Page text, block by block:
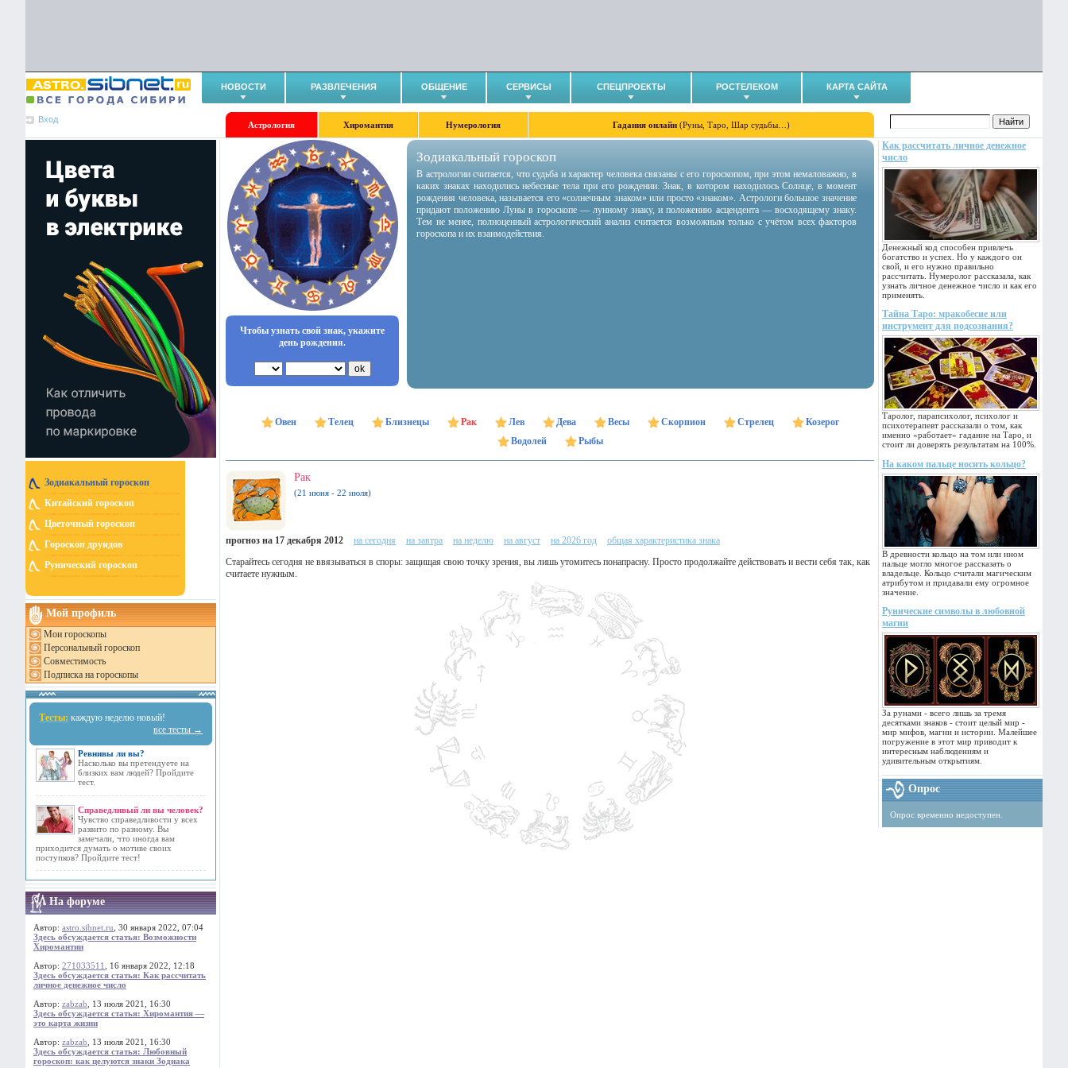
НОВОСТИ РАЗВЛЕЧЕНИЯ ОБЩЕНИЕ СЕРВИСЫ СПЕЦПРОЕКТЫ РОСТЕЛЕКОМ КАРТА САЙТА
Вход
Астрология Хиромантия Нумерология Гадания онлайн (Руны, Таро, Шар судьбы…)
Зодиакальный гороскоп
Китайский гороскоп
Цветочный гороскоп
Гороскоп друидов
Рунический гороскоп
Мой профиль
Мои гороскопы
Персональный гороскоп
Совместимость
Подписка на гороскопы
Тесты: каждую неделю новый!
все тесты →
Ревнивы ли вы?
Насколько вы претендуете на
близких вам людей? Пройдите
тест.
Справедливый ли вы человек?
Чувство справедливости у всех
развито по разному. Вы
замечали, что иногда вам
приходится думать о мотиве своих
поступков? Пройдите тест!
На форуме
Автор: astro.sibnet.ru , 30 января 2022, 07:04
Здесь обсуждается статья: Возможности
Хиромантии
Автор: 271033511
, 16 января 2022, 12:18
Здесь обсуждается статья: Как рассчитать
личное денежное число
Автор: zabzab , 13 июля 2021, 16:30
Здесь обсуждается статья: Хиромантия —
это карта жизни
Автор: zabzab , 13 июля 2021, 16:30
Здесь обсуждается статья: Любовный
гороскоп: как целуются знаки Зодиака
Как рассчитать личное денежное
число
Денежный код способен привлечь
богатство и успех. Но у каждого он
свой, и его нужно правильно
рассчитать. Нумеролог рассказала, как
узнать личное денежное число и как его
применять.
Тайна Таро: мракобесие или
инструмент для подсознания?
Таролог, парапсихолог, психолог и
психотерапевт рассказали о том, как
именно «работает» гадание на Таро, и
стоит ли доверять результатам на 100%.
На каком пальце носить кольцо?
В древности кольцо на том или ином
пальце могло многое рассказать о
владельце. Кольцо считали магическим
атрибутом и придавали ему огромное
значение.
Рунические символы в любовной
магии
За рунами - всего лишь за тремя
десятками знаков - стоит целый мир -
мир мифов, магии и истории. Малейшее
погружение в этот мир приводит к
интересным наблюдениям и
удивительным открытиям.
Опрос
Опрос временно недоступен.
Чтобы узнать свой знак, укажите
день рождения.
Зодиакальный гороскоп
В астрологии считается, что судьба и характер человека связаны с его гороскопом, при этом немаловажно, в
каких знаках находились небесные тела при его рождении. Знак, в котором находилось Солнце, в момент
рождения человека, называется его «солнечным знаком» или просто «знаком». Астрологи большое значение
придают положению Луны в гороскопе — лунному знаку, и положению асцендента — восходящему знаку.
Тем не менее, полноценный астрологический анализ считается возможным только с учётом всех факторов
гороскопа и их взаимодействия.
Овен Телец Близнецы Рак Лев Дева Весы Скорпион Стрелец
Козерог
Водолей
Рыбы
Рак
(21 июня - 22 июля)
прогноз на 17 декабря 2012 на сегодня на завтра на неделю на август на 2026 год
общая характеристика знака
Старайтесь сегодня не ввязываться в споры: защищая свою точку зрения, вы лишь утомитесь понапрасну. Просто продолжайте действовать и вести себя так, как
считаете нужным.